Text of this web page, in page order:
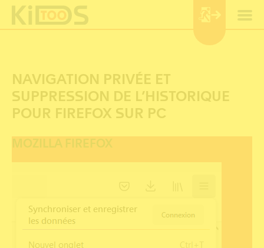
NAVIGATION PRIVÉE ET
SUPPRESSION DE L’HISTORIQUE
POUR FIREFOX SUR PC
MOZILLA FIREFOX
Panneau de gestion des cookies